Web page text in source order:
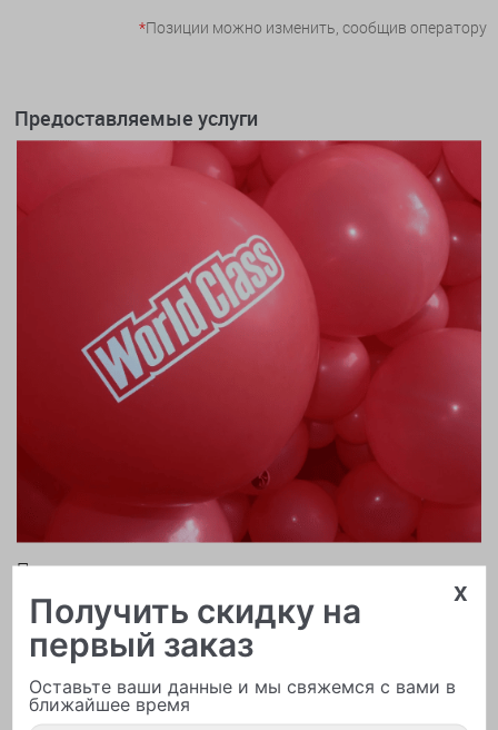
*Позиции можно изменить, сообщив оператору
Предоставляемые услуги
Печать логотипа
x
Получить скидку на
первый заказ
Оставьте ваши данные и мы свяжемся с вами в
ближайшее время